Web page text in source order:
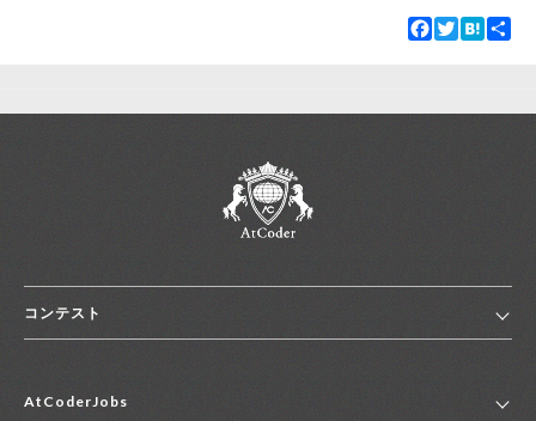
Facebook
TwitterHatena
コンテスト
コンテスト一覧
AtCoderJobs